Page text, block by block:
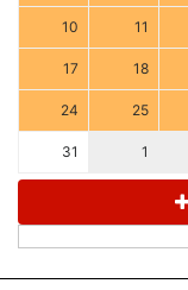
10 11
17 18
24 25
31 1